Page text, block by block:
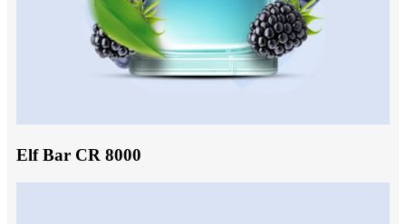
Elf Bar CR 8000